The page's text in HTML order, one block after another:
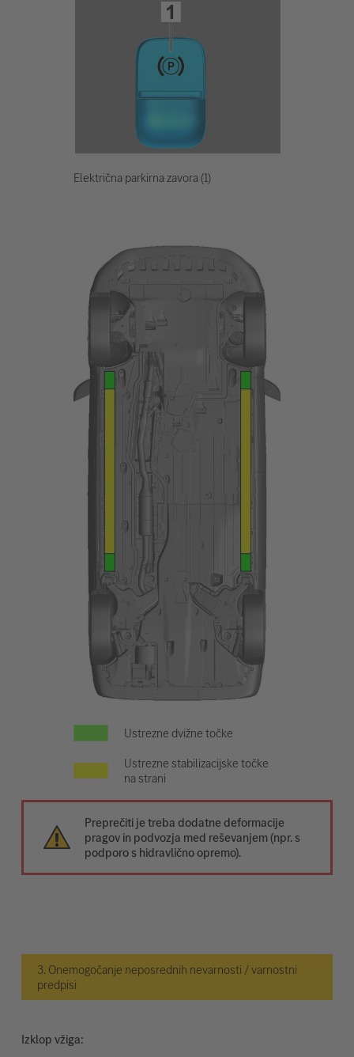
Električna parkirna zavora (1)
Ustrezne dvižne točke
Ustrezne stabilizacijske točke
na strani
Preprečiti je treba dodatne deformacije
pragov in podvozja med reševanjem (npr. s
podporo s hidravlično opremo).
3. Onemogočanje neposrednih nevarnosti / varnostni
predpisi
Izklop vžiga: